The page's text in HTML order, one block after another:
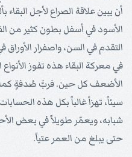
أن يبين علاقة الصراع لأجل البقاء
الأسود في أسفل بطون كثير من
التقدم في السن، واصفرار
في معركة البقاء هذه تفوز
الأضعف كل حين. فربَّ صُدفةٍ كما
سيئاً، تهزأ غالباً بكل هذه
شبابه، ويعمّر طويلاً في بعض
حتى يبلغ من العمر عتياً.